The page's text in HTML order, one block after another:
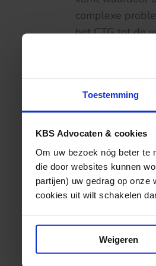
Toestemming
KBS Advocaten & cookies
Om uw bezoek nóg beter te
die door websites kunnen
partijen) uw gedrag op onze
cookies uit wilt schakelen
Weigeren
complexe
het CTG tot de
zijn binnen een
aanmerking
hoedanigheid
binnen de zorg
maar ook
uitgesloten